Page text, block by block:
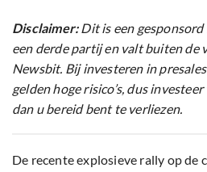
Disclaimer:Dit is een
een derde partij en valt buiten
Newsbit. Bij investeren in
gelden hoge risico’s, dus
dan u bereid bent te verliezen.
De recente explosieve rally op de